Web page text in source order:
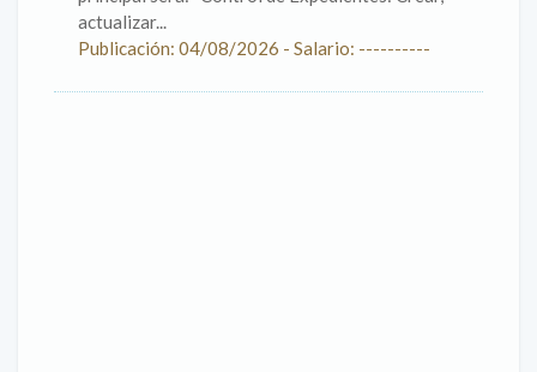
actualizar...
Publicación: 04/08/2026 - Salario: ----------